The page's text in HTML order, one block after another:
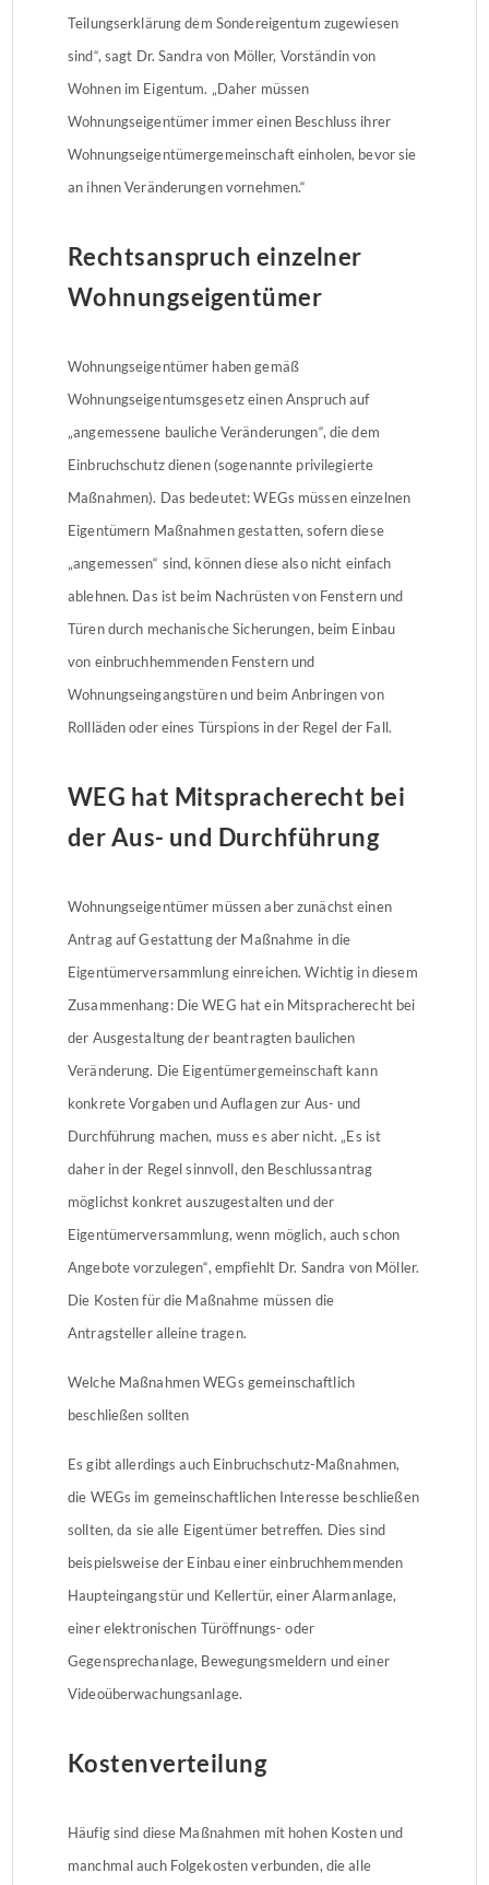
Teilungserklärung dem Sondereigentum zugewiesen
sind“, sagt Dr. Sandra von Möller, Vorständin von
Wohnen im Eigentum. „Daher müssen
Wohnungseigentümer immer einen Beschluss ihrer
Wohnungseigentümergemeinschaft einholen, bevor sie
an ihnen Veränderungen vornehmen.“
Rechtsanspruch einzelner
Wohnungseigentümer
Wohnungseigentümer haben gemäß
Wohnungseigentumsgesetz einen Anspruch auf
„angemessene bauliche Veränderungen“, die dem
Einbruchschutz dienen (sogenannte privilegierte
Maßnahmen). Das bedeutet: WEGs müssen einzelnen
Eigentümern Maßnahmen gestatten, sofern diese
„angemessen“ sind, können diese also nicht einfach
ablehnen. Das ist beim Nachrüsten von Fenstern und
Türen durch mechanische Sicherungen, beim Einbau
von einbruchhemmenden Fenstern und
Wohnungseingangstüren und beim Anbringen von
Rollläden oder eines Türspions in der Regel der Fall.
WEG hat Mitspracherecht bei
der Aus- und Durchführung
Wohnungseigentümer müssen aber zunächst einen
Antrag auf Gestattung der Maßnahme in die
Eigentümerversammlung einreichen. Wichtig in diesem
Zusammenhang: Die WEG hat ein Mitspracherecht bei
der Ausgestaltung der beantragten baulichen
Veränderung. Die Eigentümergemeinschaft kann
konkrete Vorgaben und Auflagen zur Aus- und
Durchführung machen, muss es aber nicht. „Es ist
daher in der Regel sinnvoll, den Beschlussantrag
möglichst konkret auszugestalten und der
Eigentümerversammlung, wenn möglich, auch schon
Angebote vorzulegen“, empfiehlt Dr. Sandra von Möller.
Die Kosten für die Maßnahme müssen die
Antragsteller alleine tragen.
Welche Maßnahmen WEGs gemeinschaftlich
beschließen sollten
Es gibt allerdings auch Einbruchschutz-Maßnahmen,
die WEGs im gemeinschaftlichen Interesse beschließen
sollten, da sie alle Eigentümer betreffen. Dies sind
beispielsweise der Einbau einer einbruchhemmenden
Haupteingangstür und Kellertür, einer Alarmanlage,
einer elektronischen Türöffnungs- oder
Gegensprechanlage, Bewegungsmeldern und einer
Videoüberwachungsanlage.
Kostenverteilung
Häufig sind diese Maßnahmen mit hohen Kosten und
manchmal auch Folgekosten verbunden, die alle